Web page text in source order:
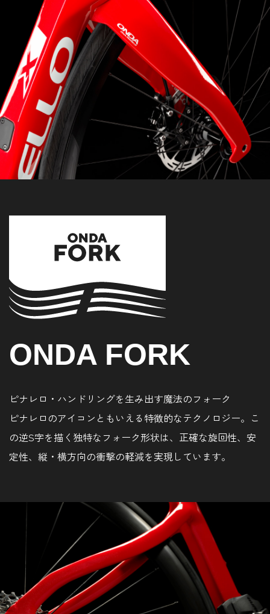
ONDA FORK
ピナレロ・ハンドリングを生み出す魔法のフォーク
ピナレロのアイコンともいえる特徴的なテクノロジー。こ
の逆S字を描く独特なフォーク形状は、正確な旋回性、安
定性、縦・横方向の衝撃の軽減を実現しています。